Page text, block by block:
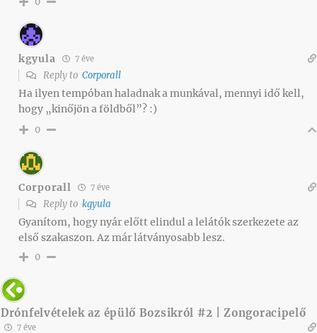
kgyula 7 éve
Reply to Corporall
Ha ilyen tempóban haladnak a munkával, mennyi idő kell,
hogy „kinőjön a földből”? :)
0
Corporall 7 éve
Reply to kgyula
Gyanítom, hogy nyár előtt elindul a lelátók szerkezete az
első szakaszon. Az már látványosabb lesz.
0
Drónfelvételek az épülő Bozsikról #2 | Zongoracipelő
7 éve